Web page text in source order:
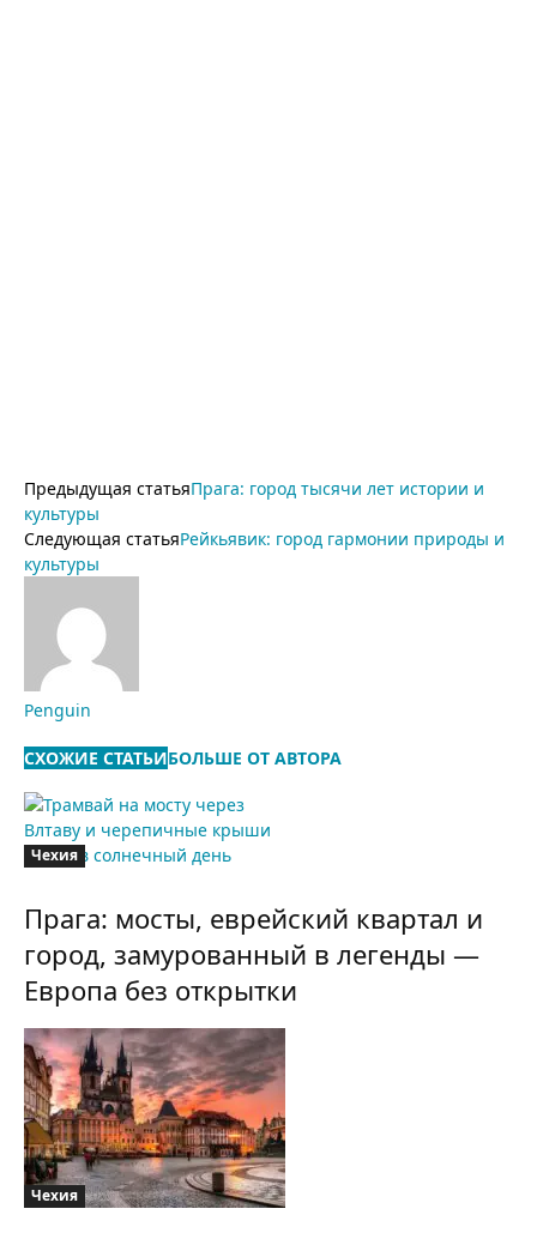
Предыдущая статьяПрага: город тысячи лет истории и
культуры
Следующая статьяРейкьявик: город гармонии природы и
культуры
Penguin
СХОЖИЕ СТАТЬИБОЛЬШЕ ОТ АВТОРА
Чехия
Прага: мосты, еврейский квартал и
город, замурованный в легенды —
Европа без открытки
Чехия